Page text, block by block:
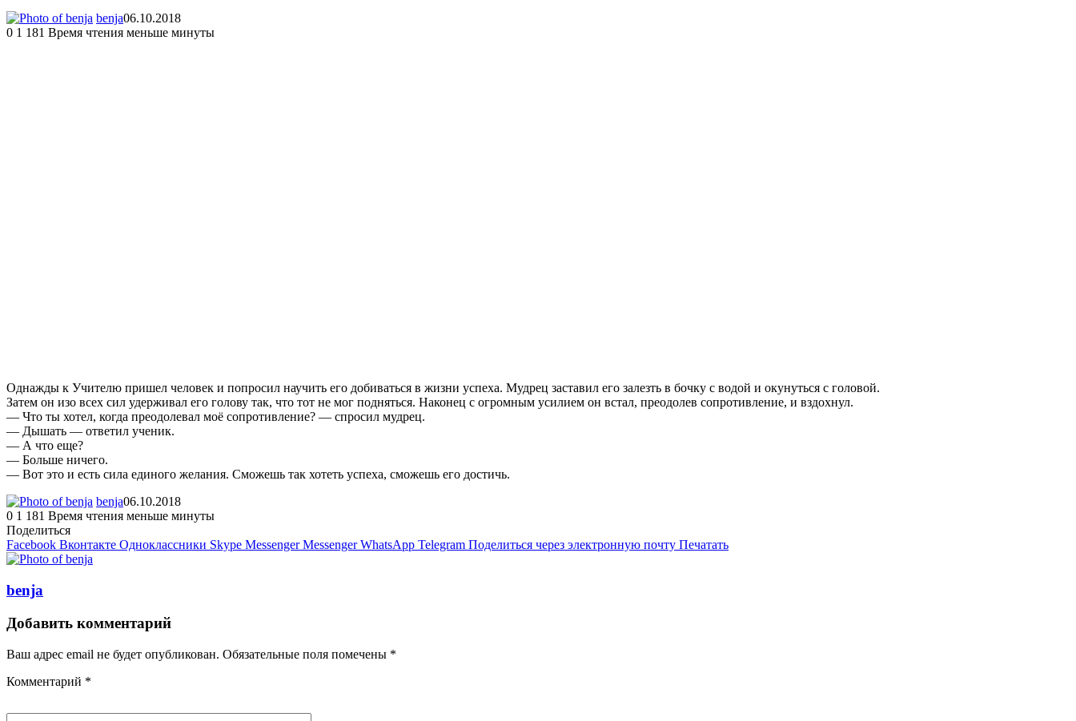
benja06.10.2018
0 1 181 Время чтения меньше минуты
Однажды к Учителю пришел человек и попросил научить его добиваться в жизни успеха. Мудрец заставил его залезть в бочку с водой и окунуться с головой.
Затем он изо всех сил удерживал его голову так, что тот не мог подняться. Наконец с огромным усилием он встал, преодолев сопротивление, и вздохнул.
— Что ты хотел, когда преодолевал моё сопротивление? — спросил мудрец.
— Дышать — ответил ученик.
— А что еще?
— Больше ничего.
— Вот это и есть сила единого желания. Сможешь так хотеть успеха, сможешь его достичь.
benja06.10.2018
0 1 181 Время чтения меньше минуты
Поделиться
Facebook Вконтакте Одноклассники Skype Messenger Messenger WhatsApp Telegram Поделиться через электронную почту Печатать
benja
Добавить комментарий
Ваш адрес email не будет опубликован. Обязательные поля помечены *
Комментарий *